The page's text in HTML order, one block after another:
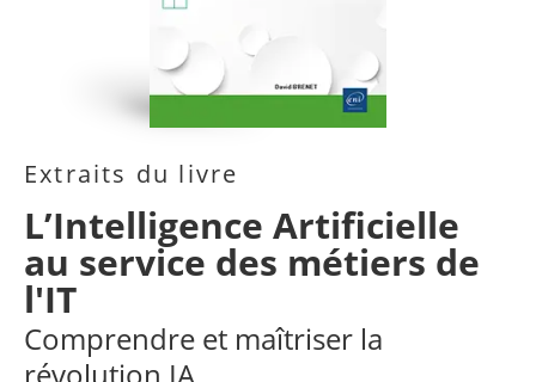
Extraits du livre
L’Intelligence Artificielle
au service des métiers de
l'IT
Comprendre et maîtriser la